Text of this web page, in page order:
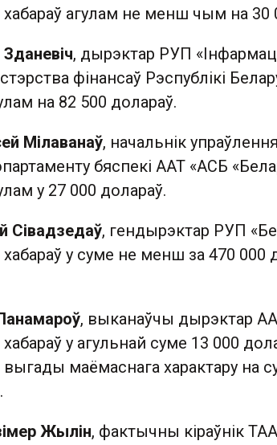
агулам не менш чым на 30
, дырэктар РУП
фінансаў Рэспублікі
на 82 500 долараў.
Мілаванаў, начальнік
бяспекі ААТ «АСБ
у 27 000 долараў.
Сівадзедаў, гендырэктар РУП
у суме не менш за 470 000
, выканаўчы дырэктар
у агульнай суме 13 000
маёмаснага характару на
Жылін, фактычны кіраўнік